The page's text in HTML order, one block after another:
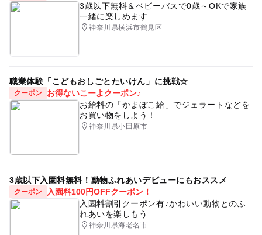
3歳以下無料＆ベビーバスで0歳～OKで家族
一緒に楽しめます
神奈川県横浜市鶴見区
職業体験「こどもおしごとたいけん」に挑戦☆
クーポン
お得ないこーよクーポン♪
お給料の「かまぼこ給」でジェラートなどを
お買い物をしよう！
神奈川県小田原市
3歳以下入園料無料！動物ふれあいデビューにもおススメ
クーポン
入園料100円OFFクーポン！
入園料割引クーポン有♪かわいい動物とのふ
れあいを楽しもう
神奈川県海老名市